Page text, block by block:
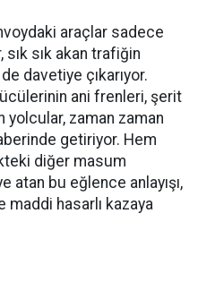
araçlar sadece
sık akan trafiğin
davetiye çıkarıyor.
ani frenleri, şerit
yolcular, zaman zaman
getiriyor. Hem
diğer masum
atan bu eğlence anlayışı,
maddi hasarlı kazaya